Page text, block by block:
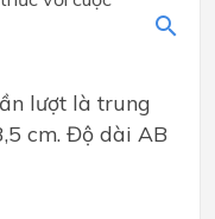
lượt là trung
cm. Độ dài AB